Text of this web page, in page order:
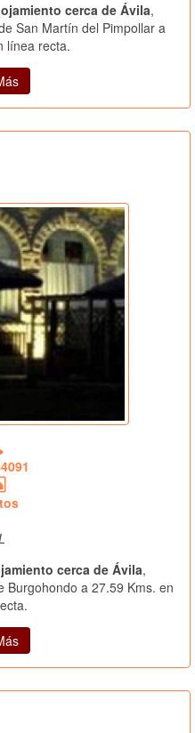
cerca de Ávila,
San Martín del Pimpollar a
línea recta.
cerca de Ávila,
Burgohondo a 27.59 Kms. en